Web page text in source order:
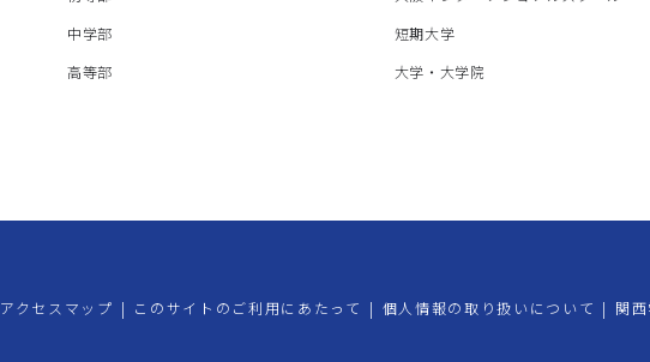
中学部
高等部
短期大学
大学・大学院
アクセスマップ | このサイトのご利用にあたって | 個人情報の取り扱いについて | 関